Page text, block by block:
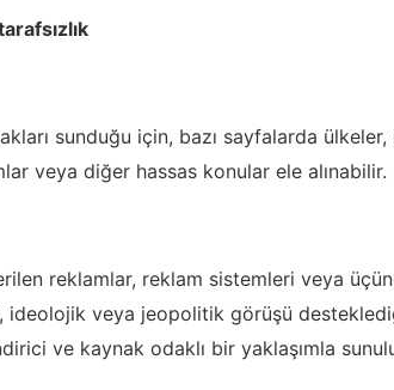
sunduğu için, bazı sayfalarda
veya diğer hassas konular ele alınabilir.
reklamlar, reklam sistemleri veya
veya jeopolitik görüşü
ve kaynak odaklı bir yaklaşımla